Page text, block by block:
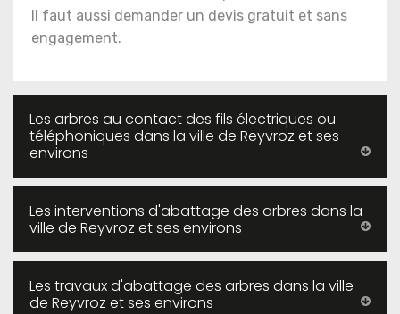
Il faut aussi demander un devis gratuit et sans
engagement.
Les arbres au contact des fils électriques ou
téléphoniques dans la ville de Reyvroz et ses
environs
Les interventions d'abattage des arbres dans la
ville de Reyvroz et ses environs
Les travaux d'abattage des arbres dans la ville
de Reyvroz et ses environs